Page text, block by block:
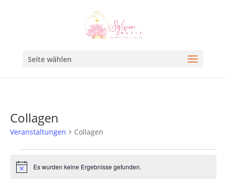
Seite wählen
Collagen
Veranstaltungen Collagen
HinweisEs wurden keine Ergebnisse gefunden.